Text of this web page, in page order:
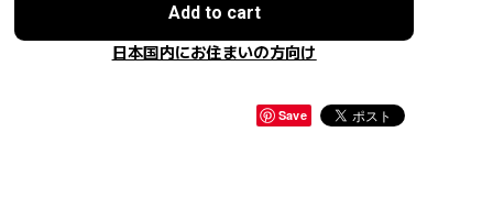
Add to cart
日本国内にお住まいの方向け
Save